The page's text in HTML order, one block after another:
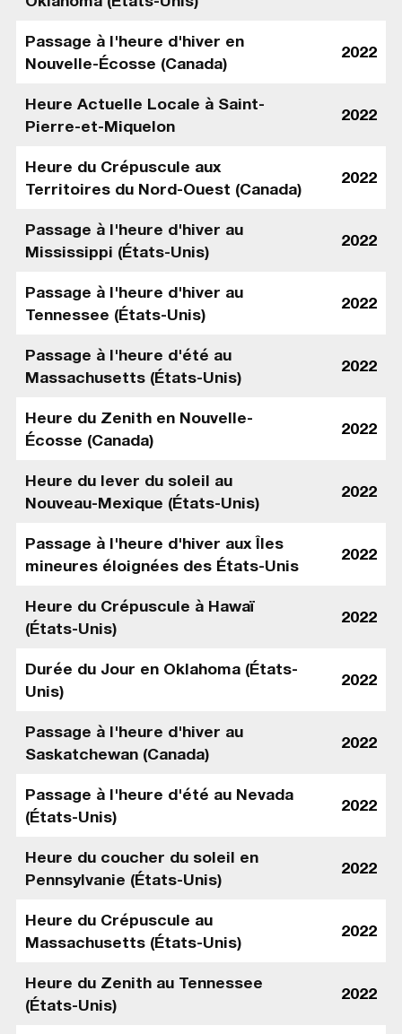
Passage à l'heure d'hiver en
Nouvelle-Écosse (Canada)
2022
Heure Actuelle Locale à Saint-
Pierre-et-Miquelon
2022
Heure du Crépuscule aux
Territoires du Nord-Ouest (Canada)
2022
Passage à l'heure d'hiver au
Mississippi (États-Unis)
2022
Passage à l'heure d'hiver au
Tennessee (États-Unis)
2022
Passage à l'heure d'été au
Massachusetts (États-Unis)
2022
Heure du Zenith en Nouvelle-
Écosse (Canada)
2022
Heure du lever du soleil au
Nouveau-Mexique (États-Unis)
2022
Passage à l'heure d'hiver aux Îles
mineures éloignées des États-Unis
2022
Heure du Crépuscule à Hawaï
(États-Unis)
2022
Durée du Jour en Oklahoma (États-
Unis)
2022
Passage à l'heure d'hiver au
Saskatchewan (Canada)
2022
Passage à l'heure d'été au Nevada
(États-Unis)
2022
Heure du coucher du soleil en
Pennsylvanie (États-Unis)
2022
Heure du Crépuscule au
Massachusetts (États-Unis)
2022
Heure du Zenith au Tennessee
(États-Unis)
2022